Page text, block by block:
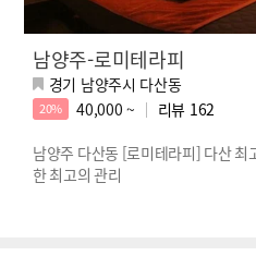
남양주-로미테라피
경기 남양주시 다산동
20% 40,000 ~ 리뷰 162
남양주 다산동 [로미테라피] 다산
한 최고의 관리